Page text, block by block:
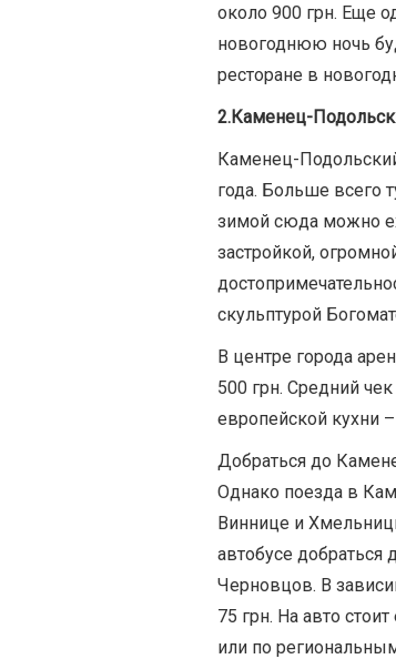
около 900 грн. Еще
новогоднюю ночь
ресторане в
2.Каменец-
Каменец-
года. Больше всего
зимой сюда можно
застройкой,
скульптурой
В центре города
500 грн. Средний
европейской кухни –
Добраться до
Однако поезда в
Виннице и
автобусе
Черновцов. В
75 грн. На авто
или по